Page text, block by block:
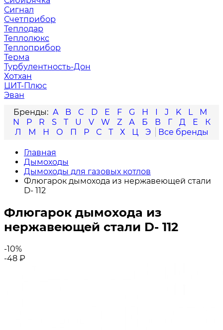
Сигнал
Счетприбор
Теплодар
Теплолюкс
Теплоприбор
Терма
Турбулентность-Дон
Хотхан
ЦИТ-Плюс
Эван
A
B C D E F G H I J K L
M
N
P R S T U V W Z А Б В Г Д Е
К
Л
М Н О П Р С Т Х Ц Э
Главная
Дымоходы
Дымоходы для газовых котлов
Флюгарок дымохода из нержавеющей стали
D- 112
Флюгарок дымохода из
нержавеющей стали D- 112
-10%
-48 ₽